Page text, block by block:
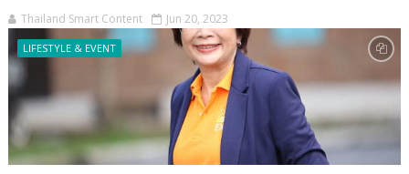
Thailand Smart Content Jun 20, 2023
LIFESTYLE & EVENT